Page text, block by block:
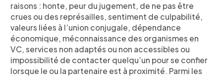
raisons : honte, peur du jugement, de ne pas être
crues ou des représailles, sentiment de culpabilité,
valeurs liées à l’union conjugale, dépendance
économique, méconnaissance des organismes en
VC, services non adaptés ou non accessibles ou
impossibilité de contacter quelqu’un pour se confier
lorsque le ou la partenaire est à proximité. Parmi les